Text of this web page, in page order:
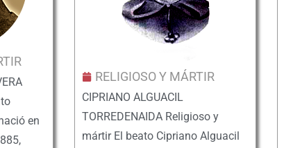
en
RELIGIOSO Y MÁRTIR
CIPRIANO ALGUACIL
TORREDENAIDA Religioso y
mártir El beato Cipriano Alguacil